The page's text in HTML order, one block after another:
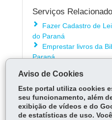
Serviços
Fazer Cadastro de
do Paraná
Emprestar livros da
Paraná
Biblioteca Pública do
ÓRGÃO RESPONSÁVEL
Aviso de Cookies
Este portal utiliza cookies
seu funcionamento, além
exibição de vídeos e do
de estatísticas de uso.